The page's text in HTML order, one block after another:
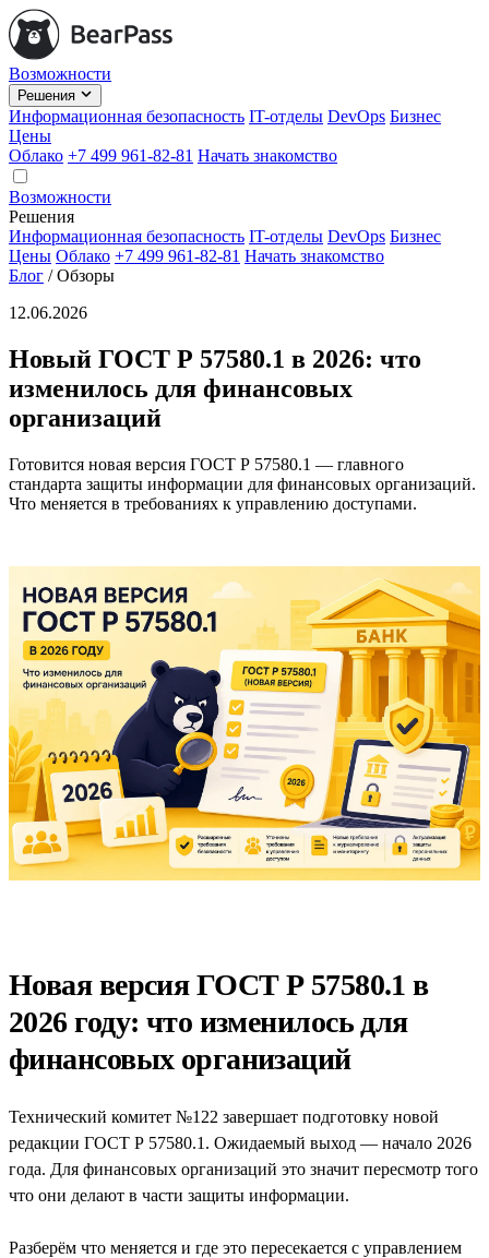
Возможности
Решения
Информационная безопасность IT-отделы DevOps Бизнес
Цены
Облако +7 499 961-82-81 Начать знакомство
Возможности
Решения
Информационная безопасность IT-отделы DevOps Бизнес
Цены Облако +7 499 961-82-81 Начать знакомство
Блог / Обзоры
12.06.2026
Новый ГОСТ Р 57580.1 в 2026: что
изменилось для финансовых
организаций
Готовится новая версия ГОСТ Р 57580.1 — главного
стандарта защиты информации для финансовых организаций.
Что меняется в требованиях к управлению доступами.
Новая версия ГОСТ Р 57580.1 в
2026 году: что изменилось для
финансовых организаций
Технический комитет №122 завершает подготовку новой
редакции ГОСТ Р 57580.1. Ожидаемый выход — начало 2026
года. Для финансовых организаций это значит пересмотр того
что они делают в части защиты информации.
Разберём что меняется и где это пересекается с управлением